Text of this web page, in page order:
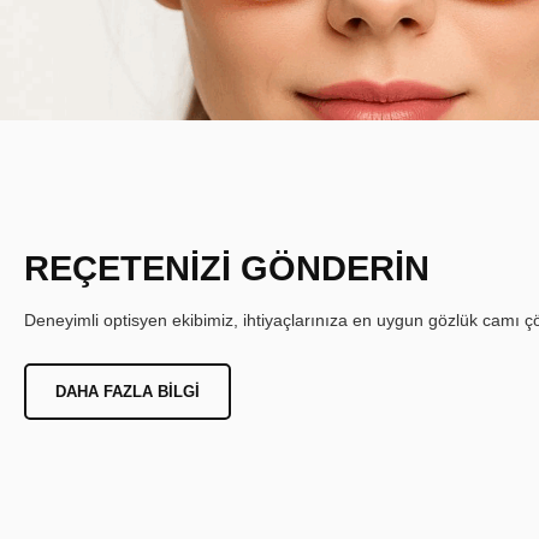
REÇETENİZİ GÖNDERİN
Deneyimli optisyen ekibimiz, ihtiyaçlarınıza en uygun gözlük camı
DAHA FAZLA BILGI